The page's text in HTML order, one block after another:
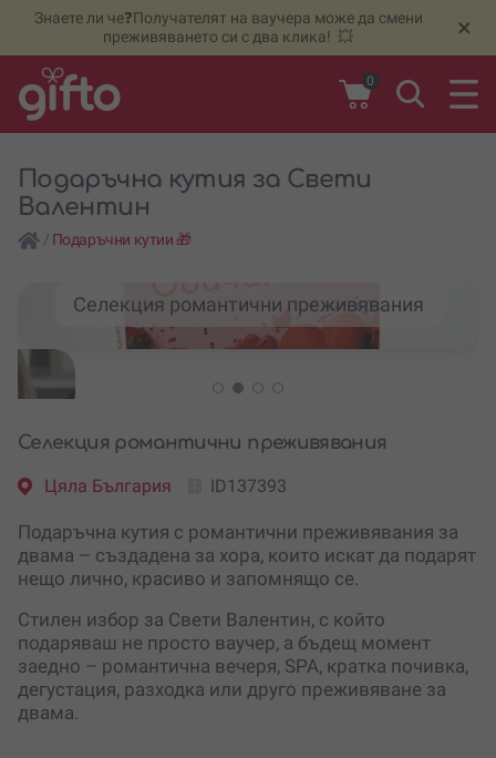
Знаете ли че❓Получателят на ваучера може да смени
преживяването си с два клика! 💥
×
0
Подаръчна кутия за Свети
Валентин
/ Подаръчни кутии 🎁
Селекция романтични преживявания
Селекция романтични преживявания
Цяла България ID137393
Подаръчна кутия с романтични преживявания за
двама – създадена за хора, които искат да подарят
нещо лично, красиво и запомнящо се.
Стилен избор за Свети Валентин, с който
подаряваш не просто ваучер, а бъдещ момент
заедно – романтична вечеря, SPA, кратка почивка,
дегустация, разходка или друго преживяване за
двама.